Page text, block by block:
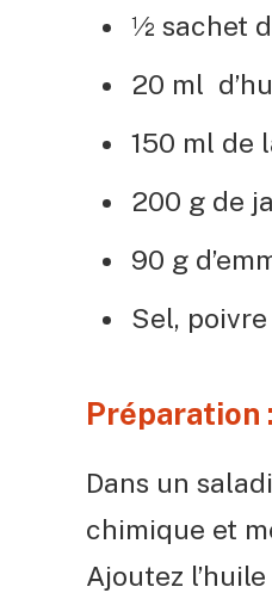
½ sachet
20 ml
150 ml de
200 g de
90 g
Sel, poivre
Préparation :
Dans un
chimique et
Ajoutez